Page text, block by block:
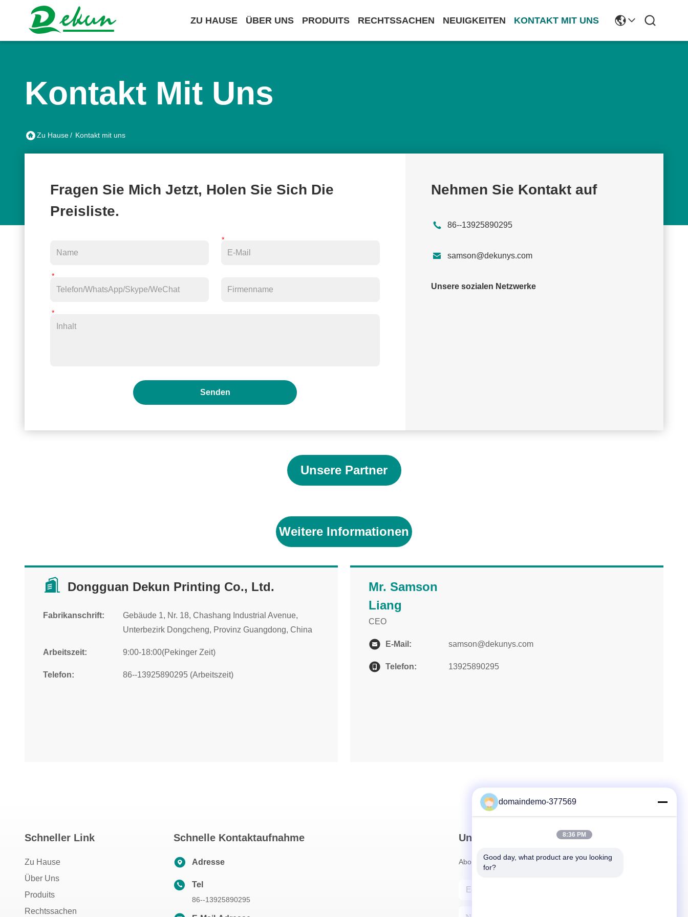
ZU HAUSE ÜBER UNS PRODUITS RECHTSSACHEN NEUIGKEITEN KONTAKT MIT UNS
Kontakt Mit Uns
Zu Hause/ Kontakt mit uns
Fragen Sie Mich Jetzt, Holen Sie Sich Die
Preisliste.
Senden
Nehmen Sie Kontakt auf
86--13925890295
 samson@dekunys.com
Unsere sozialen Netzwerke
Unsere Partner
Weitere Informationen
Dongguan Dekun Printing Co., Ltd.
Fabrikanschrift:
Gebäude 1, Nr. 18, Chashang Industrial Avenue,
Unterbezirk Dongcheng, Provinz Guangdong, China
Arbeitszeit: 9:00-18:00(Pekinger Zeit)
Telefon: 86--13925890295 (Arbeitszeit)
Mr. Samson
Liang
CEO
E-Mail: samson@dekunys.com
Telefon: 13925890295
Schneller Link
Zu Hause
Über Uns
Produits
Rechtssachen
Schnelle Kontaktaufnahme
Adresse
Tel
86--13925890295
Unser Newsletter
Abonnieren Sie unseren Newsletter für Rabatte und mehr.
domaindemo-377569
8:36 PM
Good day, what product are you looking
for?